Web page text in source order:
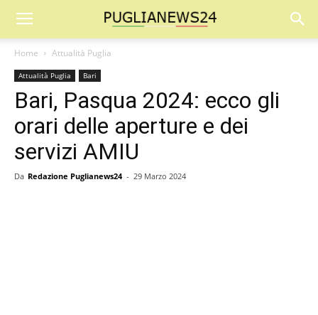
Home Attualità Puglia
Attualità Puglia Bari
Bari, Pasqua 2024: ecco gli
orari delle aperture e dei
servizi AMIU
Da Redazione Puglianews24 - 29 Marzo 2024